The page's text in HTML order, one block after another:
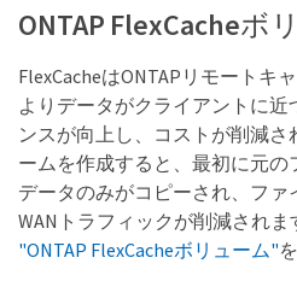
ONTAP FlexCacheボ
FlexCacheはONTAPリモートキ
よりデータがクライアントに
ンスが向上し、コストが削減さ
ームを作成すると、最初に元の
データのみがコピーされ、ファ
WANトラフィックが削減されま
"ONTAP FlexCacheボリューム"